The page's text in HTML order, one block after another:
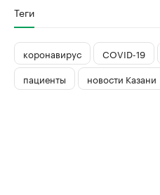
Теги
коронавирус COVID-19
пациенты
новости Казани